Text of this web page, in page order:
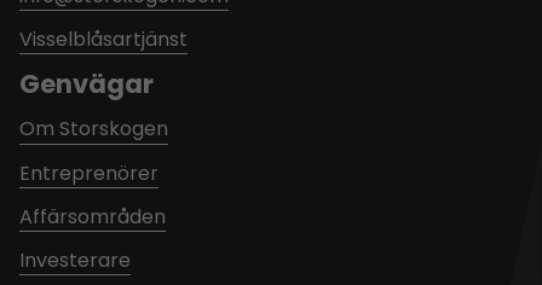
Visselblåsartjänst
Genvägar
Om Storskogen
Entreprenörer
Affärsområden
Investerare